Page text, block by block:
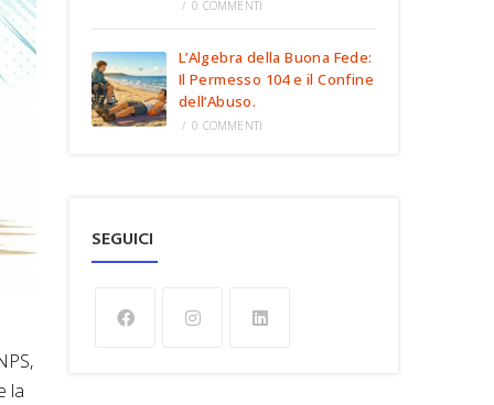
la
/ 0 COMMENTI
L’Algebra della Buona Fede:
Il Permesso 104 e il Confine
dell’Abuso.
/ 0 COMMENTI
SEGUICI